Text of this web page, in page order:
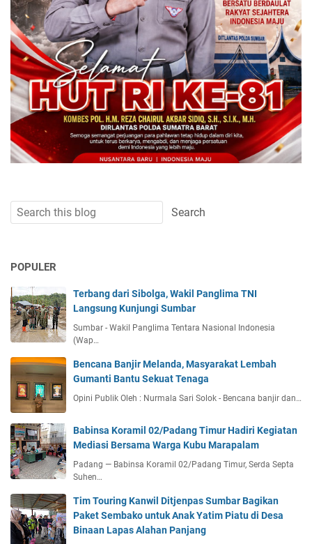
POPULER
Terbang dari Sibolga, Wakil Panglima TNI
Langsung Kunjungi Sumbar
Sumbar - Wakil Panglima Tentara Nasional Indonesia
(Wap…
Bencana Banjir Melanda, Masyarakat Lembah
Gumanti Bantu Sekuat Tenaga
Opini Publik Oleh : Nurmala Sari Solok - Bencana banjir dan…
Babinsa Koramil 02/Padang Timur Hadiri Kegiatan
Mediasi Bersama Warga Kubu Marapalam
Padang — Babinsa Koramil 02/Padang Timur, Serda Septa
Suhen…
Tim Touring Kanwil Ditjenpas Sumbar Bagikan
Paket Sembako untuk Anak Yatim Piatu di Desa
Binaan Lapas Alahan Panjang